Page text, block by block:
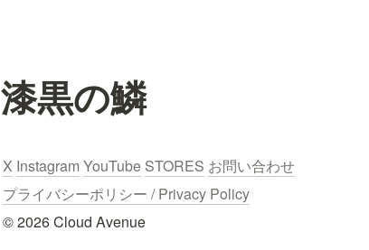
漆黒の鱗
X Instagram YouTube STORES お問い合わせ
プライバシーポリシー / Privacy Policy
© 2026 Cloud Avenue